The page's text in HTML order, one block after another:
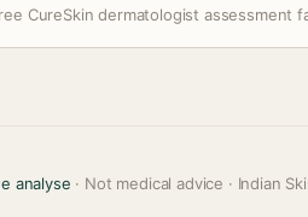
CureSkin dermatologist assessment
analyse · Not medical advice · Indian